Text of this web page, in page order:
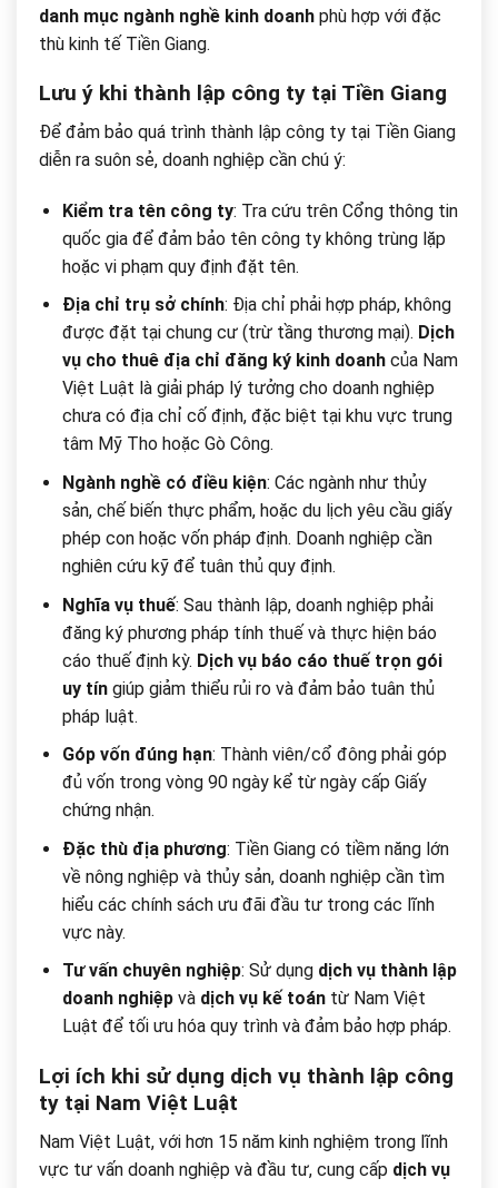
danh mục ngành nghề kinh doanh phù hợp với đặc
thù kinh tế Tiền Giang.
Lưu ý khi thành lập công ty tại Tiền Giang
Để đảm bảo quá trình thành lập công ty tại Tiền Giang
diễn ra suôn sẻ, doanh nghiệp cần chú ý:
Kiểm tra tên công ty: Tra cứu trên Cổng thông tin
quốc gia để đảm bảo tên công ty không trùng lặp
hoặc vi phạm quy định đặt tên.
Địa chỉ trụ sở chính: Địa chỉ phải hợp pháp, không
được đặt tại chung cư (trừ tầng thương mại). Dịch
vụ cho thuê địa chỉ đăng ký kinh doanhcủa Nam
Việt Luật là giải pháp lý tưởng cho doanh nghiệp
chưa có địa chỉ cố định, đặc biệt tại khu vực trung
tâm Mỹ Tho hoặc Gò Công.
Ngành nghề có điều kiện: Các ngành như thủy
sản, chế biến thực phẩm, hoặc du lịch yêu cầu giấy
phép con hoặc vốn pháp định. Doanh nghiệp cần
nghiên cứu kỹ để tuân thủ quy định.
Nghĩa vụ thuế: Sau thành lập, doanh nghiệp phải
đăng ký phương pháp tính thuế và thực hiện báo
cáo thuế định kỳ. Dịch vụ báo cáo thuế trọn gói
uy tíngiúp giảm thiểu rủi ro và đảm bảo tuân thủ
pháp luật.
Góp vốn đúng hạn: Thành viên/cổ đông phải góp
đủ vốn trong vòng 90 ngày kể từ ngày cấp Giấy
chứng nhận.
Đặc thù địa phương: Tiền Giang có tiềm năng lớn
về nông nghiệp và thủy sản, doanh nghiệp cần tìm
hiểu các chính sách ưu đãi đầu tư trong các lĩnh
vực này.
Tư vấn chuyên nghiệp: Sử dụng dịch vụ thành lập
doanh nghiệpvà dịch vụ kế toántừ Nam Việt
Luật để tối ưu hóa quy trình và đảm bảo hợp pháp.
Lợi ích khi sử dụng dịch vụ thành lập công
ty tại Nam Việt Luật
Nam Việt Luật, với hơn 15 năm kinh nghiệm trong lĩnh
vực tư vấn doanh nghiệp và đầu tư, cung cấp dịch vụ